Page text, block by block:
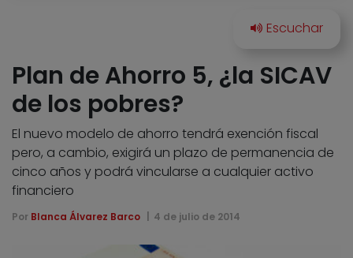
Plan de Ahorro 5, ¿la SICAV
de los pobres?
El nuevo modelo de ahorro tendrá exención fiscal
pero, a cambio, exigirá un plazo de permanencia de
cinco años y podrá vincularse a cualquier activo
financiero
Por Blanca Álvarez Barco 4 de julio de 2014